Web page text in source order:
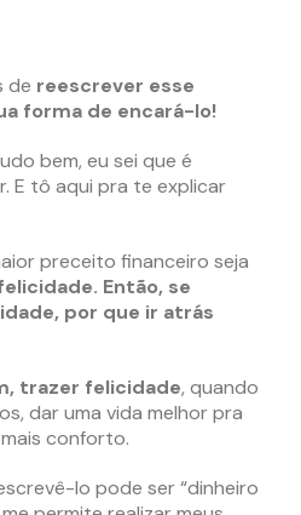
de reescrever esse
forma de encará-lo!
bem, eu sei que é
E tô aqui pra te explicar
preceito financeiro seja
Então, se
por que ir atrás
trazer felicidade, quando
dar uma vida melhor pra
conforto.
lo pode ser “dinheiro